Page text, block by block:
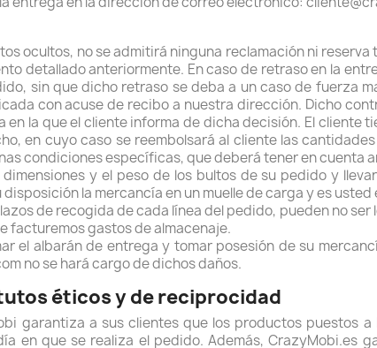
ocultos, no se admitirá ninguna reclamación ni
detallado anteriormente. En caso de retraso en la
sin que dicho retraso se deba a un caso de fuerza
con acuse de recibo a nuestra dirección. Dicho
en la que el cliente informa de dicha decisión. El
en cuyo caso se reembolsará al cliente las
condiciones específicas, que deberá tener en cuenta
y el peso de los bultos de su pedido y
la mercancía en un muelle de carga y es usted
de recogida de cada línea del pedido, pueden no
facturemos gastos de almacenaje.
el albarán de entrega y tomar posesión de su
no se hará cargo de dichos daños.
éticos y de reciprocidad
garantiza a sus clientes que los productos puestos
en que se realiza el pedido. Además, CrazyMobi.es